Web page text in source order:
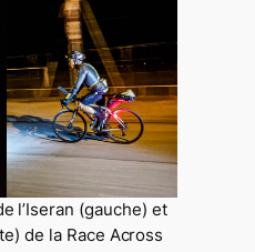
l’Iseran (gauche) et
de la Race Across